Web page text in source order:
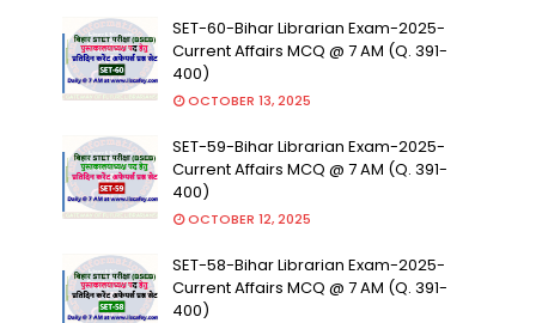
SET-60-Bihar Librarian Exam-2025-
Current Affairs MCQ @ 7 AM (Q. 391-
400)
OCTOBER 13, 2025
SET-59-Bihar Librarian Exam-2025-
Current Affairs MCQ @ 7 AM (Q. 391-
400)
OCTOBER 12, 2025
SET-58-Bihar Librarian Exam-2025-
Current Affairs MCQ @ 7 AM (Q. 391-
400)